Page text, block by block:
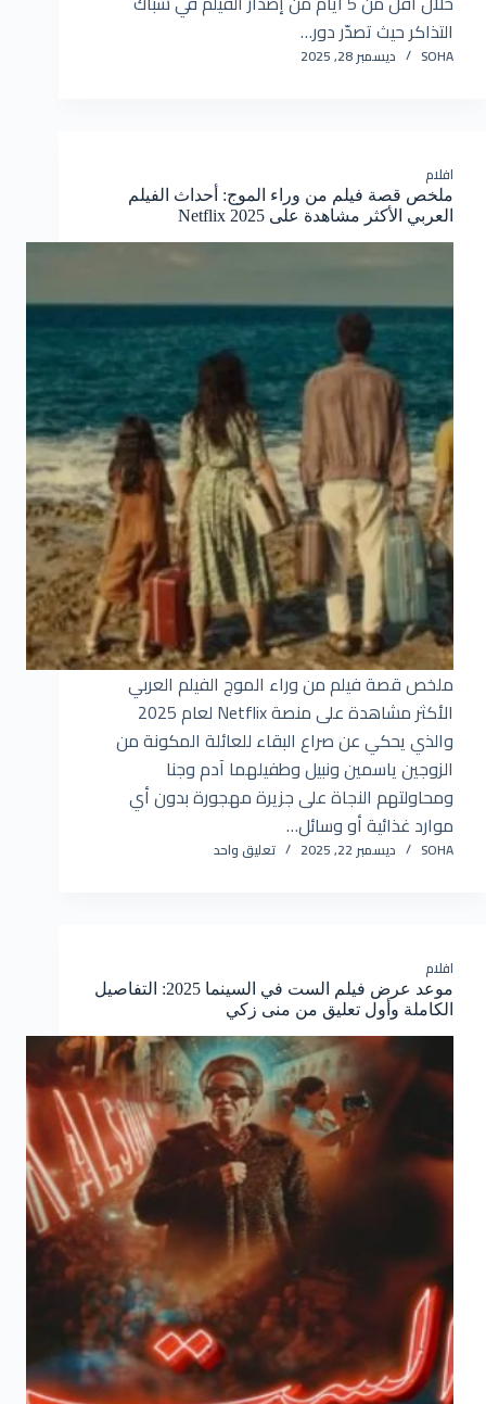
التذاكر حيث تصدّر دور…
SOHA ديسمبر 28, 2025
افلام
ملخص قصة فيلم من وراء الموج: أحداث الفيلم
العربي الأكثر مشاهدة على Netflix 2025
ملخص قصة فيلم من وراء الموج الفيلم العربي
الأكثر مشاهدة على منصة Netflix لعام 2025
والذي يحكي عن صراع البقاء للعائلة المكونة من
الزوجين ياسمين ونبيل وطفيلهما آدم وجنا
ومحاولتهم النجاة على جزيرة مهجورة بدون أي
موارد غذائية أو وسائل…
SOHA ديسمبر 22, 2025 تعليق واحد
افلام
موعد عرض فيلم الست في السينما 2025: التفاصيل
الكاملة وأول تعليق من منى زكي